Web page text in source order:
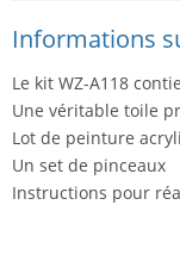
Informations
Le kit WZ-A118
Une véritable toile
Lot de peinture
Un set de pinceaux
Instructions pour